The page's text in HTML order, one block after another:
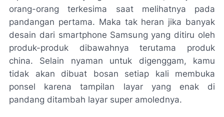
orang-orang terkesima saat melihatnya pada
pandangan pertama. Maka tak heran jika banyak
desain dari smartphone Samsung yang ditiru oleh
produk-produk dibawahnya terutama produk
china. Selain nyaman untuk digenggam, kamu
tidak akan dibuat bosan setiap kali membuka
ponsel karena tampilan layar yang enak di
pandang ditambah layar super amolednya.